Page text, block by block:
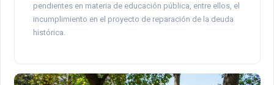
pendientes en materia de educación pública, entre ellos, el
incumplimiento en el proyecto de reparación de la deuda
histórica.